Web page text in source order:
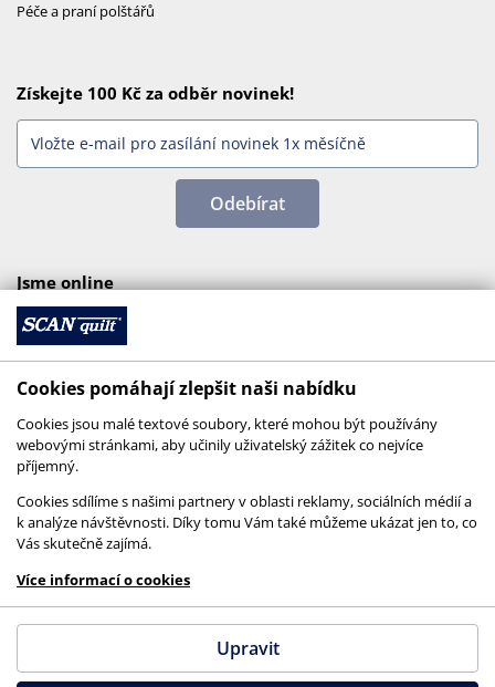
Péče a praní polštářů
Získejte 100 Kč za odběr novinek!
Odebírat
Jsme online
© 2026 SCANquilt - všechna práva vyhrazena
This site is protected by reCAPTCHA and the
GooglePrivacy PolicyandTerms of Serviceapply.
Cookies pomáhají zlepšit naši nabídku
Cookies jsou malé textové soubory, které mohou být používány
webovými stránkami, aby učinily uživatelský zážitek co nejvíce
příjemný.
Cookies sdílíme s našimi partnery v oblasti reklamy, sociálních médií a
k analýze návštěvnosti. Díky tomu Vám také můžeme ukázat jen to, co
Vás skutečně zajímá.
Více informací o cookies
Upravit